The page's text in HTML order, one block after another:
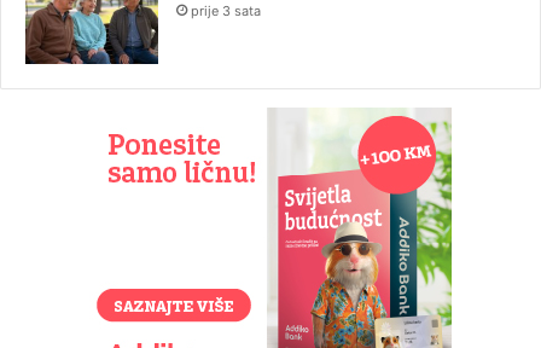
prije 3 sata